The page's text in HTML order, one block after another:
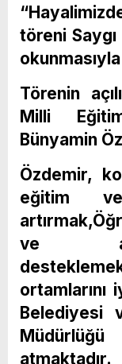
töreni
Törenin
Milli
Bünyamin
Özdemir,
eğitim
ve
ortamlarını
Belediyesi